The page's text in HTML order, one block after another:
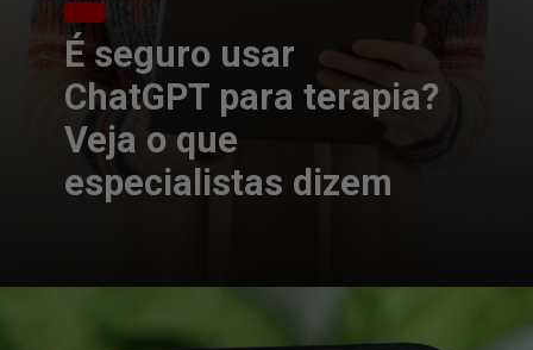
É seguro usar
ChatGPT para terapia?
Veja o que
especialistas dizem